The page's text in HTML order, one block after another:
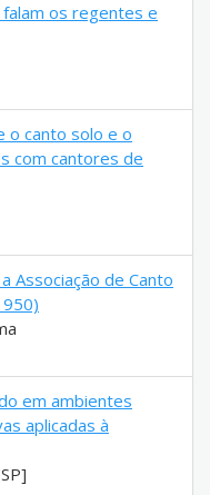
os regentes e
o canto solo e o
com cantores de
Associação de Canto
em ambientes
aplicadas à